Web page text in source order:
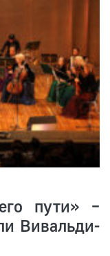
пути» –
Вивальди-